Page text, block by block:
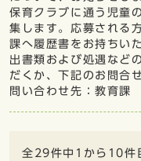
保育クラブに通う児童
集します。応募される
課へ履歴書をお持ちい
出書類および処遇など
だくか、下記のお問合
問い合わせ先：教育
全29件中1から10件